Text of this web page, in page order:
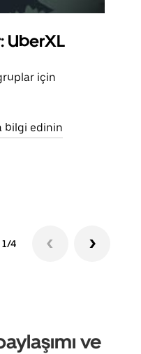
UberXL
için
bilgi edinin
1/4
ve